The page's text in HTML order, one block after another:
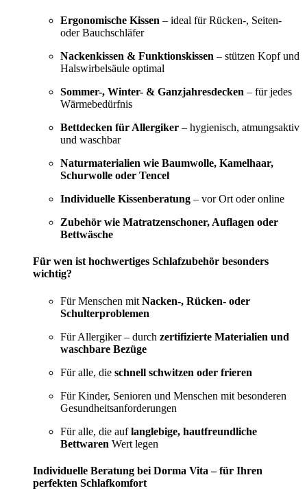
Ergonomische Kissen – ideal für Rücken-, Seiten-
oder Bauchschläfer
Nackenkissen & Funktionskissen – stützen Kopf und
Halswirbelsäule optimal
Sommer-, Winter- & Ganzjahresdecken – für jedes
Wärmebedürfnis
Bettdecken für Allergiker – hygienisch, atmungsaktiv
und waschbar
Naturmaterialien wie Baumwolle, Kamelhaar,
Schurwolle oder Tencel
Individuelle Kissenberatung – vor Ort oder online
Zubehör wie Matratzenschoner, Auflagen oder
Bettwäsche
Für wen ist hochwertiges Schlafzubehör besonders
wichtig?
Für Menschen mit Nacken-, Rücken- oder
Schulterproblemen
Für Allergiker – durch zertifizierte Materialien und
waschbare Bezüge
Für alle, die schnell schwitzen oder frieren
Für Kinder, Senioren und Menschen mit besonderen
Gesundheitsanforderungen
Für alle, die auflanglebige, hautfreundliche
Bettwaren Wert legen
Individuelle Beratung bei Dorma Vita – für Ihren
perfekten Schlafkomfort